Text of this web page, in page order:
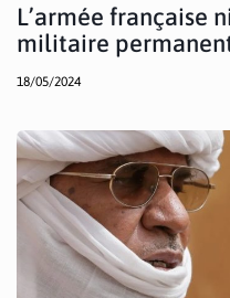
L’armée française
militaire
18/05/2024